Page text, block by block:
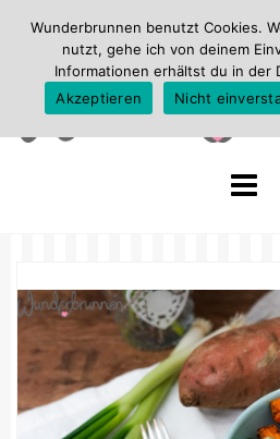
Wunderbrunnen benutzt Cookies.
nutzt, gehe ich von deinem
Informationen erhältst du in der
Akzeptieren
Nicht